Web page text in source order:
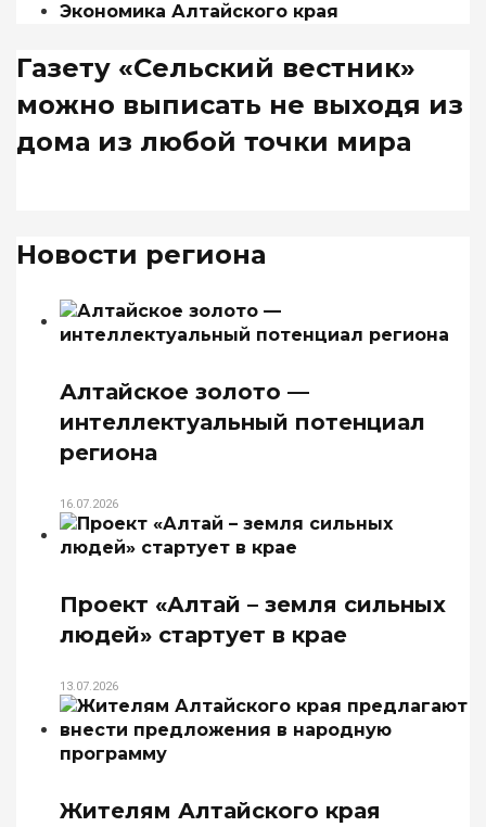
Экономика Алтайского края
Газету «Сельский вестник»
можно выписать не выходя из
дома из любой точки мира
Новости региона
Алтайское золото —
интеллектуальный потенциал
региона
16.07.2026
Проект «Алтай – земля сильных
людей» стартует в крае
13.07.2026
Жителям Алтайского края